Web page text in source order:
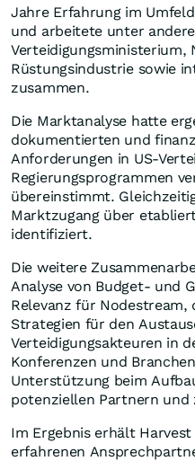
Jahre Erfahrung im
und arbeitete unter
Verteidigungsministerium,
Rüstungsindustrie sowie
zusammen.
Die Marktanalyse hatte
dokumentierten und
Anforderungen in US-
Regierungsprogrammen
übereinstimmt.
Marktzugang über
identifiziert.
Die weitere
Analyse von Budget- und
Relevanz für Nodestream,
Strategien für den
Verteidigungsakteuren in
Konferenzen und
Unterstützung beim
potenziellen Partnern und
Im Ergebnis erhält
erfahrenen